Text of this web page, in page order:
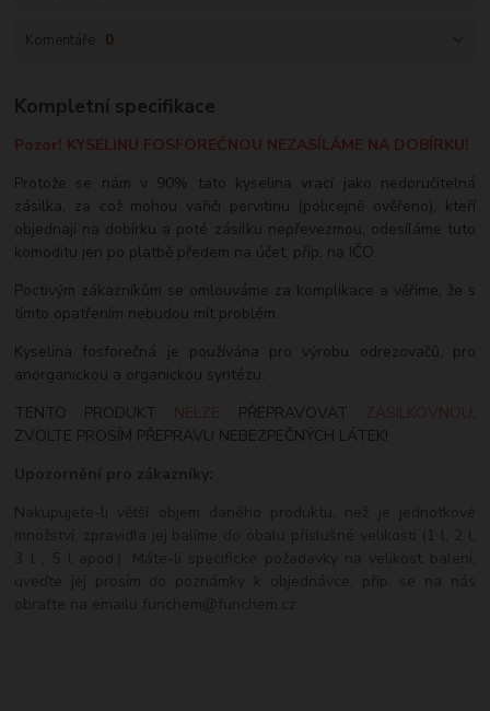
Komentáře 0
Kompletní specifikace
Pozor! KYSELINU FOSFOREČNOU NEZASÍLÁME NA DOBÍRKU!
Protože se nám v 90% tato kyselina vrací jako nedoručitelná
zásilka, za což mohou vařiči pervitinu (policejně ověřeno), kteří
objednají na dobírku a poté zásilku nepřevezmou, odesíláme tuto
komoditu jen po platbě předem na účet, příp. na IČO.
Poctivým zákazníkům se omlouváme za komplikace a věříme, že s
tímto opatřením nebudou mít problém.
Kyselina fosforečná je používána pro výrobu odrezovačů, pro
anorganickou a organickou syntézu.
TENTO PRODUKT
PŘEPRAVOVAT
,
ZVOLTE PROSÍM PŘEPRAVU NEBEZPEČNÝCH LÁTEK!